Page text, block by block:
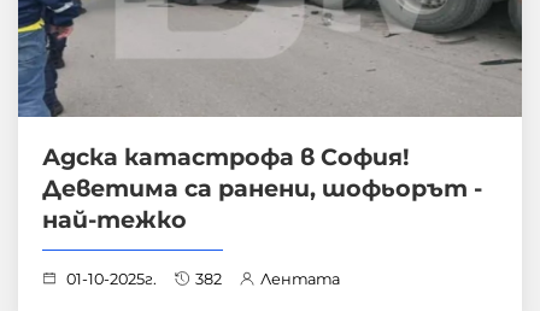
Адска катастрофа в София!
Деветима са ранени, шофьорът -
най-тежко
01-10-2025г. 382 Лентата